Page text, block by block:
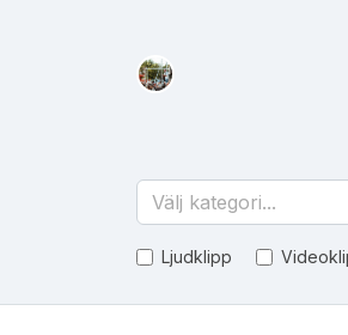
Välj kategori...
Ljudklipp